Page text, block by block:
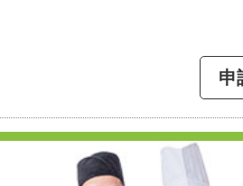
申